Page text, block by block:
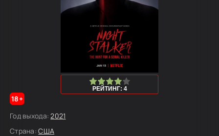
4
5
РЕЙТИНГ: 4
18+
Год выхода: 2021
Страна: США